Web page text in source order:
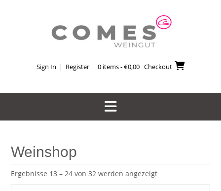
Sign In | Register 0 items - €0,00 Checkout
Weinshop
Ergebnisse 13 – 24 von 32 werden angezeigtNach
Aktualität